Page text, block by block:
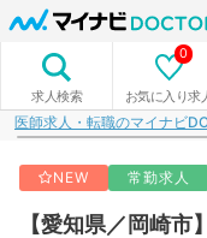
求人検索 お気に入り求
0
医師求人・転職のマイナビ
NEW 常勤求人
【愛知県／岡崎